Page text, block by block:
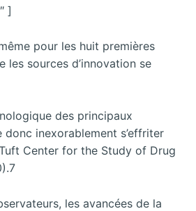
]
pour les huit premières
les sources d’innovation se
des principaux
inexorablement s’effriter
Center for the Study of Drug
les avancées de la